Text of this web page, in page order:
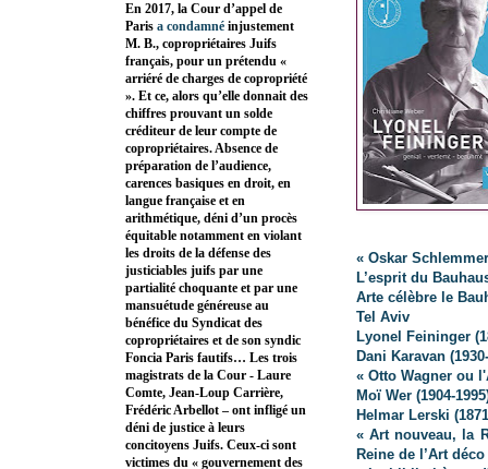
« Oskar
L’esprit du
Arte célèbre le
Tel Aviv
Lyonel Feininger
Dani Karavan
« Otto Wagner ou
Moï Wer (1904-
Helmar Lerski
« Art nouveau, la
Reine de l’Art déco
En 2017, la Cour d’appel de
Paris a condamné injustement
M. B., copropriétaires Juifs
français, pour un prétendu «
arriéré de charges de copropriété
». Et ce, alors qu’elle donnait des
chiffres prouvant un solde
créditeur de leur compte de
copropriétaires. Absence de
préparation de l’audience,
carences basiques en droit, en
langue française et en
arithmétique, déni d’un procès
équitable notamment en violant
les droits de la défense des
justiciables juifs par une
partialité choquante et par une
mansuétude généreuse au
bénéfice du Syndicat des
copropriétaires et de son syndic
Foncia Paris fautifs… Les trois
magistrats de la Cour - Laure
Comte, Jean-Loup Carrière,
Frédéric Arbellot – ont infligé un
déni de justice à leurs
concitoyens Juifs. Ceux-ci sont
victimes du « gouvernement des